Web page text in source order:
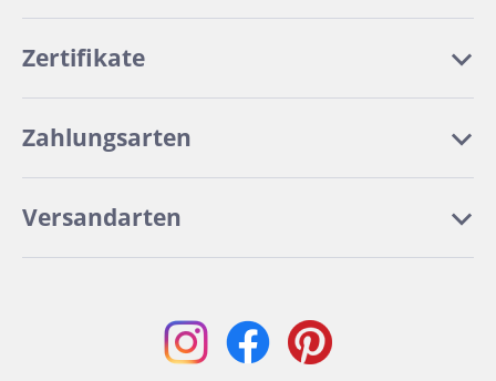
Zertifikate
Zahlungsarten
Versandarten